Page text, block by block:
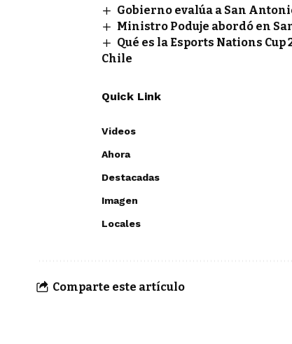
Gobierno evalúa a San
Ministro Poduje abordó en
Qué es la Esports Nations
Chile
Quick Link
Videos
Ahora
Destacadas
Imagen
Locales
Comparte este artículo